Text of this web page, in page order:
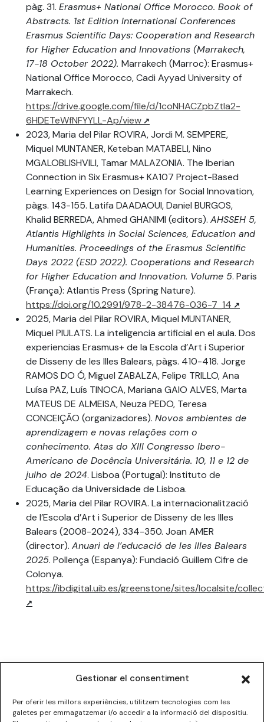
Gestionar el consentiment
Per oferir les millors experiències, utilitzem tecnologies com les
galetes per emmagatzemar i/o accedir a la informació del dispositiu.
pàg. 31. Erasmus+ National Office Morocco. Book of
Abstracts. 1st Edition International Conferences
Erasmus Scientific Days: Cooperation and Research
for Higher Education and Innovations (Marrakech,
17-18 October 2022). Marrakech (Marroc): Erasmus+
National Office Morocco, Cadi Ayyad University of
Marrakech.
https://drive.google.com/file/d/1coNHACZpbZtIa2-
6HDETeWfNFYYLL-Ap/view
2023, Maria del Pilar ROVIRA, Jordi M. SEMPERE,
Miquel MUNTANER, Keteban MATABELI, Nino
MGALOBLISHVILI, Tamar MALAZONIA. The Iberian
Connection in Six Erasmus+ KA107 Project-Based
Learning Experiences on Design for Social Innovation,
pàgs. 143-155. Latifa DAADAOUI, Daniel BURGOS,
Khalid BERREDA, Ahmed GHANIMI (editors). AHSSEH 5,
Atlantis Highlights in Social Sciences, Education and
Humanities. Proceedings of the Erasmus Scientific
Days 2022 (ESD 2022). Cooperations and Research
for Higher Education and Innovation. Volume 5. Paris
(França): Atlantis Press (Spring Nature).
https://doi.org/10.2991/978-2-38476-036-7_14
2025, Maria del Pilar ROVIRA, Miquel MUNTANER,
Miquel PIULATS. La inteligencia artificial en el aula. Dos
experiencias Erasmus+ de la Escola d’Art i Superior
de Disseny de les Illes Balears, pàgs. 410-418. Jorge
RAMOS DO Ó, Miguel ZABALZA, Felipe TRILLO, Ana
Luísa PAZ, Luís TINOCA, Mariana GAIO ALVES, Marta
MATEUS DE ALMEISA, Neuza PEDO, Teresa
CONCEIÇÃO (organizadores). Novos ambientes de
aprendizagem e novas relações com o
conhecimento. Atas do XIII Congresso Ibero-
Americano de Docência Universitária. 10, 11 e 12 de
julho de 2024. Lisboa (Portugal): Instituto de
Educação da Universidade de Lisboa.
2025, Maria del Pilar ROVIRA. La internacionalització
de l’Escola d’Art i Superior de Disseny de les Illes
Balears (2008-2024), 334-350. Joan AMER
(director). Anuari de l’educació de les Illes Balears
2025. Pollença (Espanya): Fundació Guillem Cifre de
Colonya.
https://ibdigital.uib.es/greenstone/sites/localsite/